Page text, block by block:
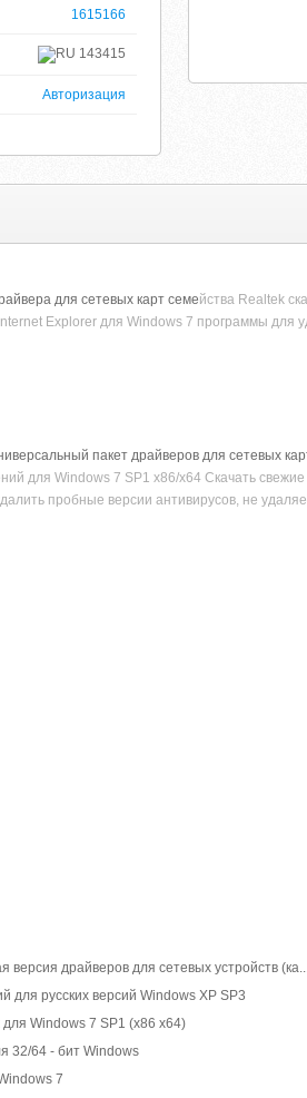
1615166
143415
Авторизация
для сетевых карт семейства Realtek
Explorer для Windows 7 программы
пакет драйверов для сетевых
для Windows 7 SP1 x86/х64 Скачать
пробные версии антивирусов, не
версия драйверов для сетевых устройств
для русских версий Windows XP SP3
Windows 7 SP1 (x86 x64)
32/64 - бит Windows
7